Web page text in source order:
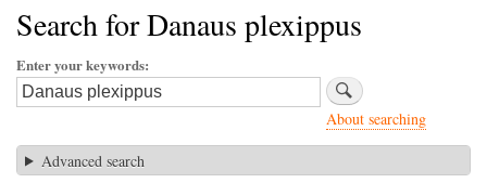
Search for Danaus plexippus
Enter your keywords
About searching
Advanced search